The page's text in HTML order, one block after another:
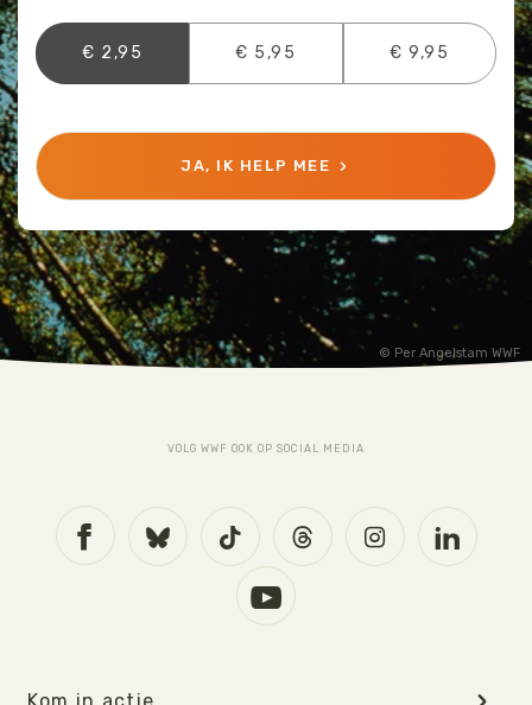
Per Angelstam WWF
€ 2,95 € 5,95 € 9,95
JA, IK HELP MEE
VOLG WWF OOK OP SOCIAL MEDIA